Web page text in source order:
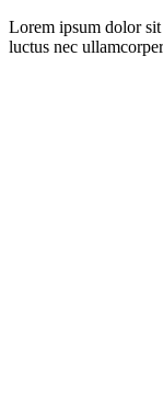
Lorem ipsum dolor
luctus nec